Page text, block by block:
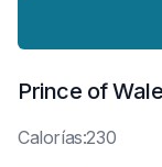
Prince of
Calorías:230